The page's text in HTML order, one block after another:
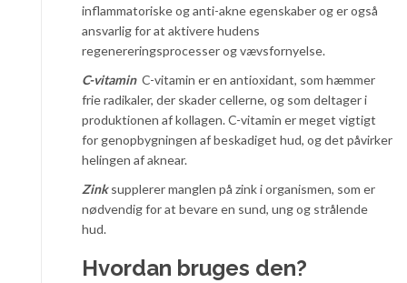
inflammatoriske og anti-akne egenskaber og er også
ansvarlig for at aktivere hudens
regenereringsprocesser og vævsfornyelse.
C-vitaminC-vitamin er en antioxidant, som hæmmer
frie radikaler, der skader cellerne, og som deltager i
produktionen af kollagen. C-vitamin er meget vigtigt
for genopbygningen af beskadiget hud, og det påvirker
helingen af aknear.
Zinksupplerer manglen på zink i organismen, som er
nødvendig for at bevare en sund, ung og strålende
hud.
Hvordan bruges den?